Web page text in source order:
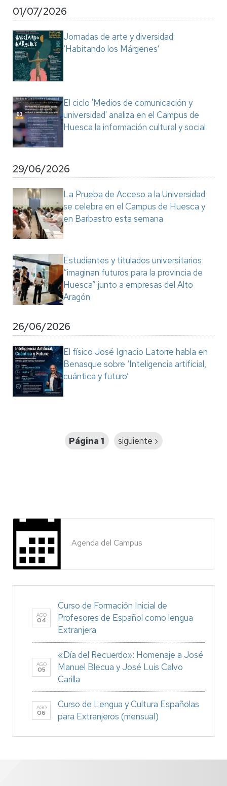
01/07/2026
Jornadas de arte y diversidad:
‘Habitando los Márgenes’
El ciclo 'Medios de comunicación y
universidad' analiza en el Campus de
Huesca la información cultural y social
29/06/2026
La Prueba de Acceso a la Universidad
se celebra en el Campus de Huesca y
en Barbastro esta semana
Estudiantes y titulados universitarios
“imaginan futuros para la provincia de
Huesca” junto a empresas del Alto
Aragón
26/06/2026
El físico José Ignacio Latorre habla en
Benasque sobre ‘Inteligencia artificial,
cuántica y futuro’
Página 1
Siguiente
siguiente ›
Agenda del Campus
AGO
04
Curso de Formación Inicial de
Profesores de Español como lengua
Extranjera
AGO
05
«Día del Recuerdo»: Homenaje a José
Manuel Blecua y José Luis Calvo
Carilla
AGO
06
Curso de Lengua y Cultura Españolas
para Extranjeros (mensual)